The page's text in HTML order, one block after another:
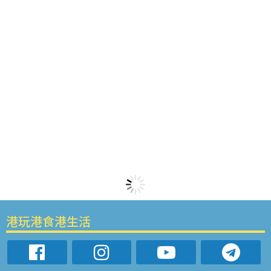
港玩港食港生活